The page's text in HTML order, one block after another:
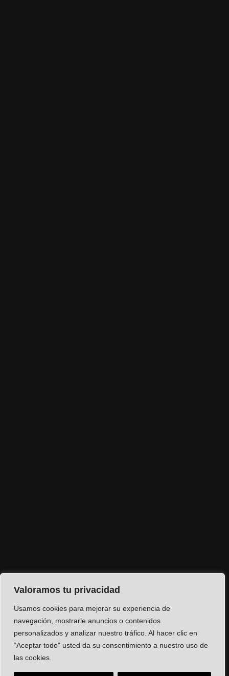
Valoramos tu privacidad
Usamos cookies para mejorar su experiencia de
navegación, mostrarle anuncios o contenidos
personalizados y analizar nuestro tráfico. Al hacer clic en
“Aceptar todo” usted da su consentimiento a nuestro uso de
las cookies.